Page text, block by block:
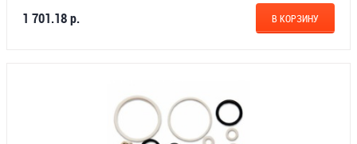
1 701.18 р. В КОРЗИНУ